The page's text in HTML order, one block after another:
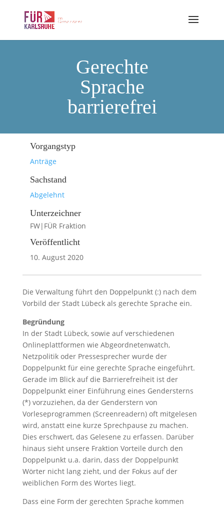
Gerechte
Sprache
barrierefrei
Vorgangstyp
Anträge
Sachstand
Abgelehnt
Unterzeichner
FW|FÜR Fraktion
Veröffentlicht
10. August 2020
Die Verwaltung führt den Doppelpunkt (:) nach dem
Vorbild der Stadt Lübeck als gerechte Sprache ein.
Begründung
In der Stadt Lübeck, sowie auf verschiedenen
Onlineplattformen wie Abgeordnetenwatch,
Netzpolitik oder Pressesprecher wurde der
Doppelpunkt für eine gerechte Sprache eingeführt.
Gerade im Blick auf die Barrierefreiheit ist der
Doppelpunkt einer Einführung eines Gendersterns
(*) vorzuziehen, da der Genderstern von
Vorleseprogrammen (Screenreadern) oft mitgelesen
wird, anstatt eine kurze Sprechpause zu machen.
Dies erschwert, das Gelesene zu erfassen. Darüber
hinaus sieht unsere Fraktion Vorteile durch den
Doppelpunkt u.a. darin, dass der Doppelpunkt
Wörter nicht lang zieht, und der Fokus auf der
weiblichen Form des Wortes liegt.
Dass eine Form der gerechten Sprache kommen